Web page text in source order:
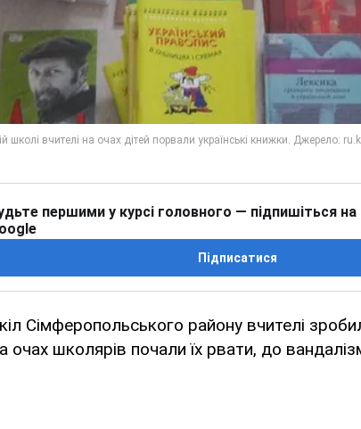
першими у курсі головного — підпишіться
Підписатися
Сімферопольського району вчителі
очах школярів почали їх рвати, до